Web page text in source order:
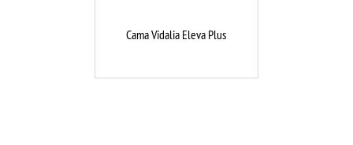
Cama Vidalia Eleva Plus